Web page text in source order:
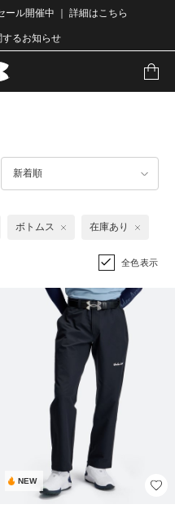
ール開催中 ｜ 詳細はこちら
るお知らせ
新着順
ボトムス 在庫あり
全色表示
NEW